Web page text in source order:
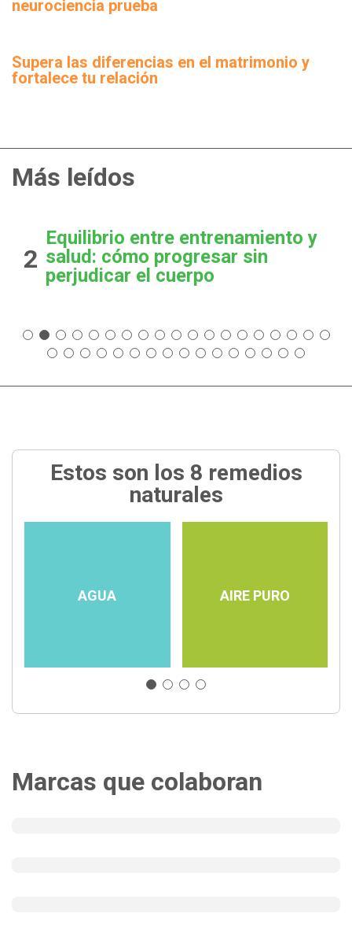
neurociencia prueba
Supera las diferencias en el matrimonio y
fortalece tu relación
Más leídos
2
Equilibrio entre entrenamiento y
salud: cómo progresar sin
perjudicar el cuerpo
Estos son los 8 remedios
naturales
AGUA AIRE PURO
Marcas que colaboran